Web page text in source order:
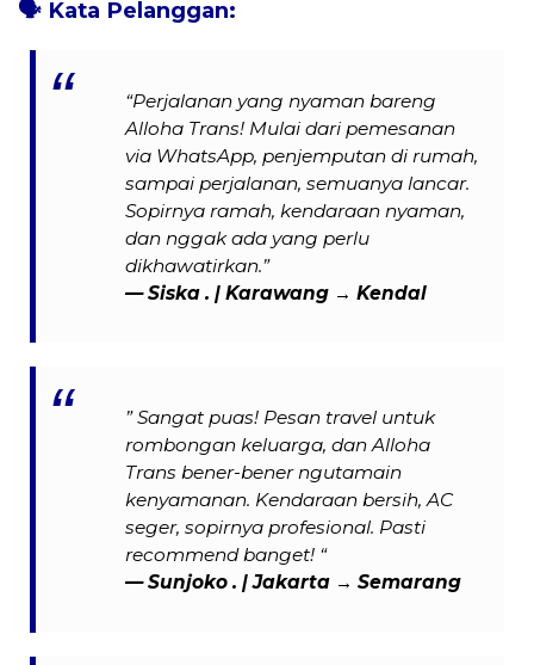
🗣️ Kata Pelanggan:
“Perjalanan yang nyaman bareng
Alloha Trans! Mulai dari pemesanan
via WhatsApp, penjemputan di rumah,
sampai perjalanan, semuanya lancar.
Sopirnya ramah, kendaraan nyaman,
dan nggak ada yang perlu
dikhawatirkan.”
— Siska . | Karawang → Kendal
” Sangat puas! Pesan travel untuk
rombongan keluarga, dan Alloha
Trans bener-bener ngutamain
kenyamanan. Kendaraan bersih, AC
seger, sopirnya profesional. Pasti
recommend banget! “
— Sunjoko . | Jakarta → Semarang